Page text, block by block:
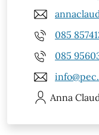
085
085
Anna